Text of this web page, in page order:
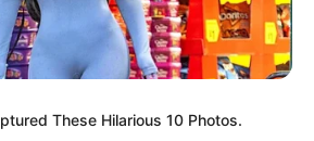
These Hilarious 10 Photos.